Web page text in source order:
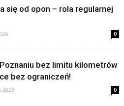
się od opon – rola regularnej
0
bez limitu kilometrów
bez ograniczeń!
2025 0